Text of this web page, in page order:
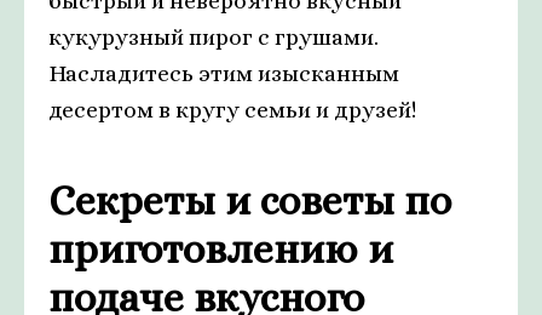
кукурузный пирог с грушами.
Насладитесь этим изысканным
десертом в кругу семьи и друзей!
Секреты и советы по
приготовлению и
подаче вкусного